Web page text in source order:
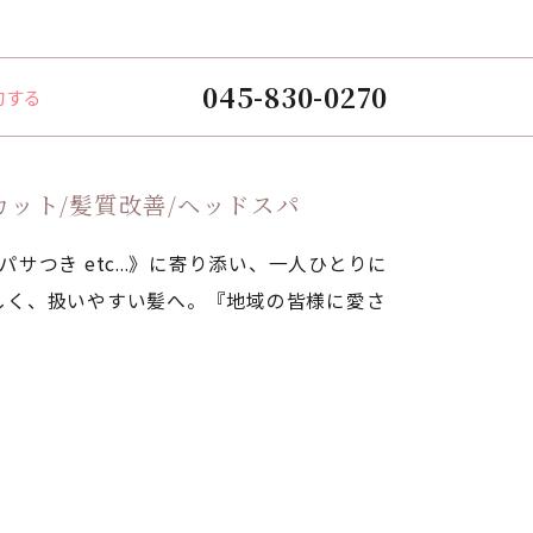
る 045-830-0270
ト/髪質改善/ヘッドスパ
サつき etc...》に寄り添い、一人ひとりに
、扱いやすい髪へ。『地域の皆様に愛さ